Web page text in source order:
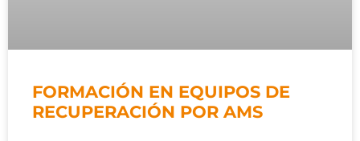
FORMACIÓN EN EQUIPOS DE
RECUPERACIÓN POR AMS